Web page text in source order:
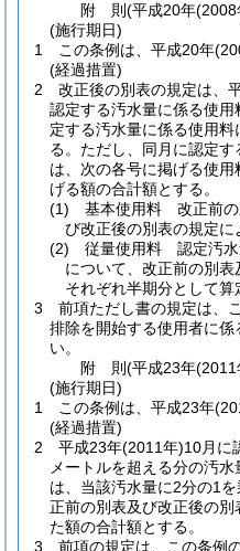
附 則(平成20年
(施行期日)
1
この条例は、平成20年
(経過措置)
2
改正後の別表の規定は、
認定する汚水量に係る使
定する汚水量に係る使用
る。 ただし、同月に認定
は、次の各号に掲げる使
げる額の合計額とする。
(1)
基本使用料 改正前の
び改正後の別表の規定
(2)
従量使用料 認定汚水
について、改正前の別
それぞれ半期分として
3
前項ただし書の規定は、
排除を開始する使用者に
い。
附 則(平成23年
(施行期日)
1
この条例は、平成23年
(経過措置)
2
平成23年(2011年)10月に
メートルを超える分の汚
は、当該汚水量に2分の1
正前の別表及び改正後の
た額の合計額とする。
3
前項の規定は、この条例